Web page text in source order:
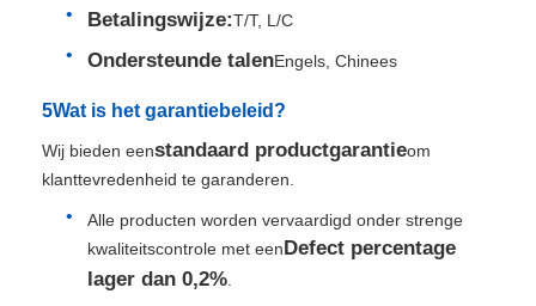
Betalingswijze:T/T, L/C
Ondersteunde talenEngels, Chinees
5Wat is het garantiebeleid?
Wij bieden eenstandaard productgarantieom
klanttevredenheid te garanderen.
Alle producten worden vervaardigd onder strenge
kwaliteitscontrole met eenDefect percentage
lager dan 0,2%